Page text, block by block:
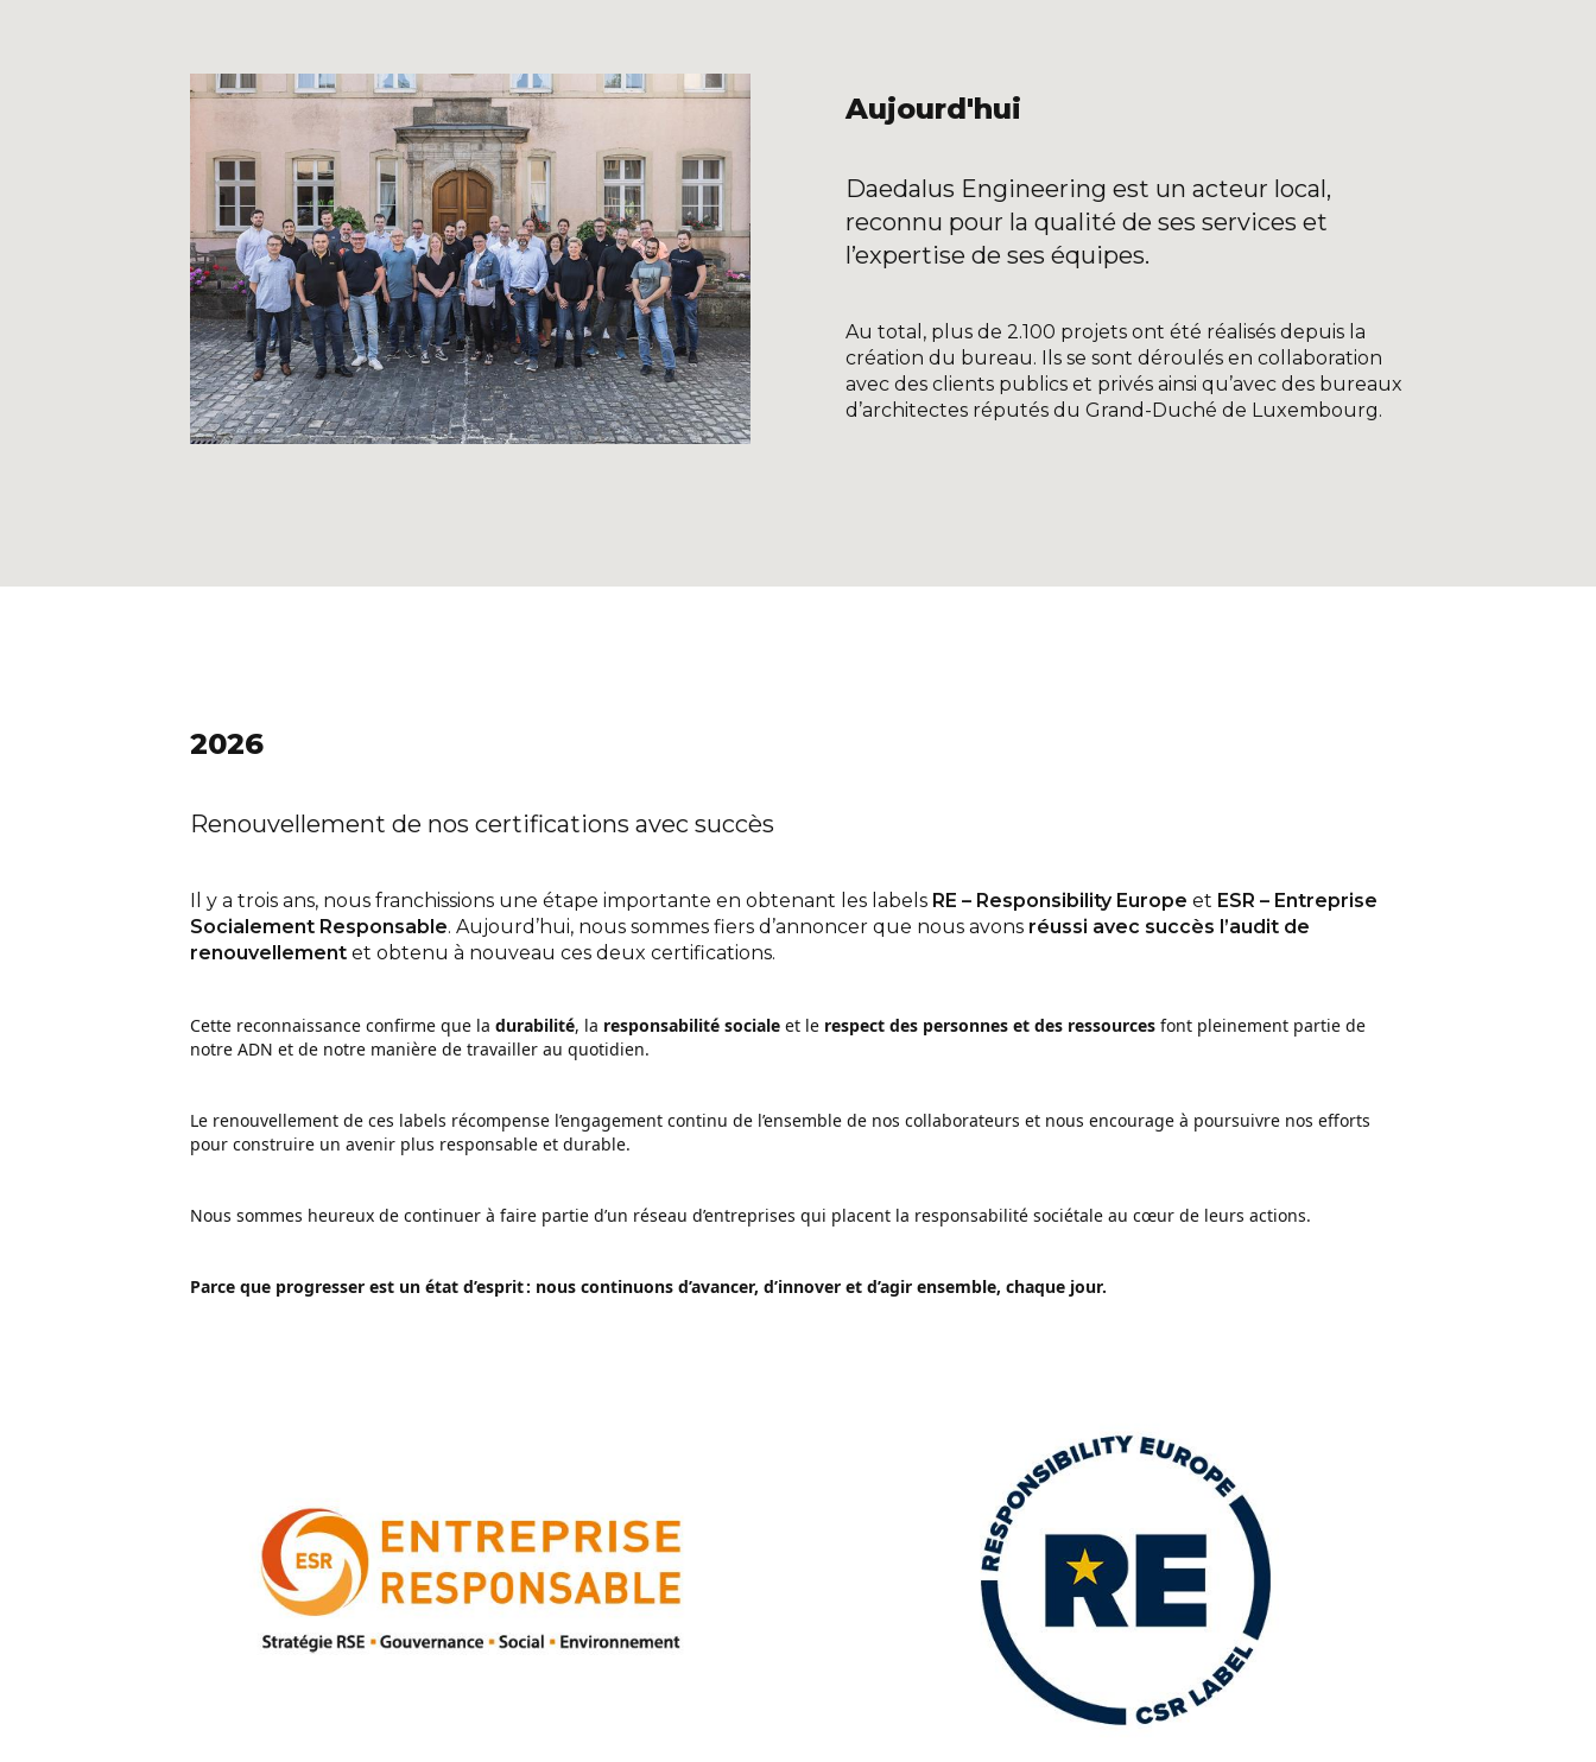
Structures
Infrastructures
Énergie
Sécurité et santé
PROJETS
CARRIÈRE
CONTACT
Interlocuteurs
INFO@DAEDALUS.LU +352 26 87 03 55
Aujourd'hui
Daedalus Engineering est un acteur local,
reconnu pour la qualité de ses services et
l’expertise de ses équipes.
Au total, plus de 2.100 projets ont été réalisés depuis la
création du bureau. Ils se sont déroulés en collaboration
avec des clients publics et privés ainsi qu’avec des bureaux
d’architectes réputés du Grand-Duché de Luxembourg.
2026
Renouvellement de nos certifications avec succès
Il y a trois ans, nous franchissions une étape importante en obtenant les labels RE – Responsibility Europe et ESR – Entreprise
Socialement Responsable. Aujourd’hui, nous sommes fiers d’annoncer que nous avons réussi avec succès l’audit de
renouvellement et obtenu à nouveau ces deux certifications.
Cette reconnaissance confirme que la durabilité, la responsabilité sociale et le respect des personnes et des ressources font pleinement partie de
notre ADN et de notre manière de travailler au quotidien.
Le renouvellement de ces labels récompense l’engagement continu de l’ensemble de nos collaborateurs et nous encourage à poursuivre nos efforts
pour construire un avenir plus responsable et durable.
Nous sommes heureux de continuer à faire partie d’un réseau d’entreprises qui placent la responsabilité sociétale au cœur de leurs actions.
Parce que progresser est un état d’esprit : nous continuons d’avancer, d’innover et d’agir ensemble, chaque jour.